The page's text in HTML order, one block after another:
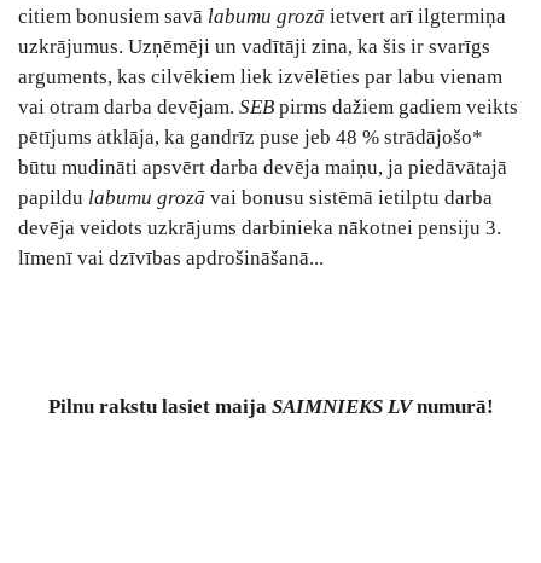
citiem bonusiem savā labumu grozā ietvert arī ilgtermiņa
uzkrājumus. Uzņēmēji un vadītāji zina, ka šis ir svarīgs
arguments, kas cilvēkiem liek izvēlēties par labu vienam
vai otram darba devējam. SEB pirms dažiem gadiem veikts
pētījums atklāja, ka gandrīz puse jeb 48 % strādājošo*
būtu mudināti apsvērt darba devēja maiņu, ja piedāvātajā
papildu labumu grozā vai bonusu sistēmā ietilptu darba
devēja veidots uzkrājums darbinieka nākotnei pensiju 3.
līmenī vai dzīvības apdrošināšanā...
Pilnurakstu lasiet maija SAIMNIEKS LVnumurā!